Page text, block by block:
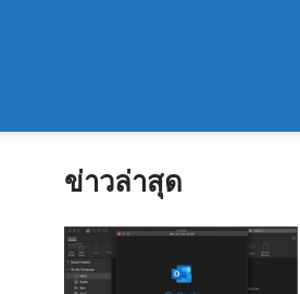
ข่าวล่าสุด